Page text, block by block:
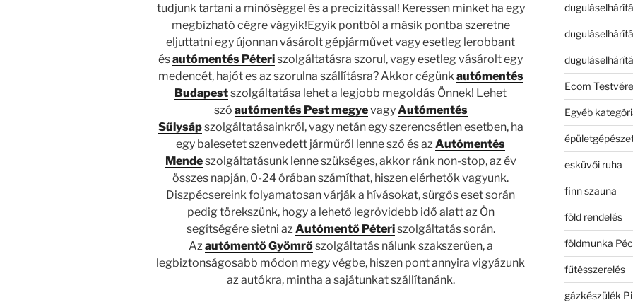
tudjunk tartani a minőséggel és a precizitással! Keressen minket ha egy
megbízható cégre vágyik!Egyik pontból a másik pontba szeretne
eljuttatni egy újonnan vásárolt gépjárművet vagy esetleg lerobbant
ésautómentés Péteriszolgáltatásra szorul, vagy esetleg vásárolt egy
medencét, hajót es az szorulna szállításra? Akkor cégünkautómentés
Budapestszolgáltatása lehet a legjobb megoldás Önnek! Lehet
szó autómentés Pest megyevagyAutómentés
Sűlysápszolgáltatásainkról, vagy netán egy szerencsétlen esetben, ha
egy balesetet szenvedett járműről lenne szó és azAutómentés
Mendeszolgáltatásunk lenne szükséges, akkor ránk non-stop, az év
összes napján, 0-24 órában számíthat, hiszen elérhetők vagyunk.
Diszpécsereink folyamatosan várják a hívásokat, sürgős eset során
pedig törekszünk, hogy a lehető legrövidebb idő alatt az Ön
segítségére sietni azAutómentő Péteriszolgáltatás során.
Azautómentő Gyömrőszolgáltatás nálunk szakszerűen, a
legbiztonságosabb módon megy végbe, hiszen pont annyira vigyázunk
az autókra, mintha a sajátunkat szállítanánk.
Ecom
Egyéb
esküvői ruha
finn szauna
föld rendelés
földmunka
fűtésszerelés
gázkészülék